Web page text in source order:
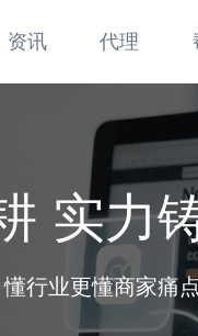
资讯 代理
实力
行业更懂商家痛